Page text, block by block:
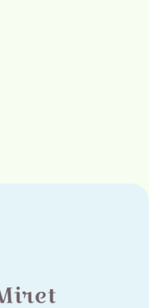
et de leur
aussi une